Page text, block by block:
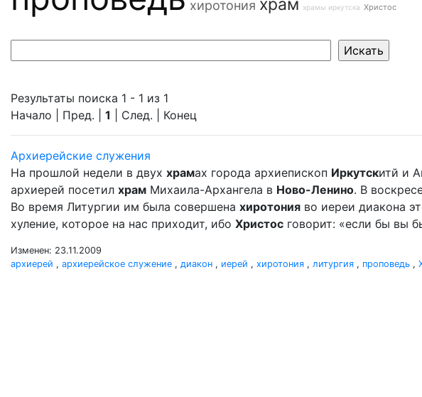
хиротония храм храмы иркутска Христос
Результаты поиска 1 - 1 из 1
Начало | Пред. | 1 | След. | Конец
Архиерейские служения
На прошлой недели в двух храмах города архиепископ Иркутскитй и
архиерей посетил храм Михаила-Архангела в Ново-Ленино. В
Во время Литургии им была совершена хиротония во иереи диакона
хуление, которое на нас приходит, ибо Христос говорит: «если бы вы
Изменен: 23.11.2009
архиерей , архиерейское служение , диакон , иерей , хиротония , литургия , проповедь ,